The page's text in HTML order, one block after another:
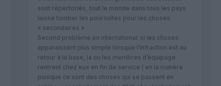
sont répertoriés, tout le monde dans tous les pays
laisse tomber les poursuites pour les choses
« secondaires »
Second problème en international: si les choses
apparaissent plus simple lorsque l’infraction est au
retour à la base, la ou les membres d’équipage
rentrent chez eux en fin de service ( en la matière
puisque ce sont des choses qui se passent en